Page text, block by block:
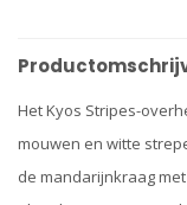
Het Kyos Stripes-
mouwen en witte
de mandarijnkraag